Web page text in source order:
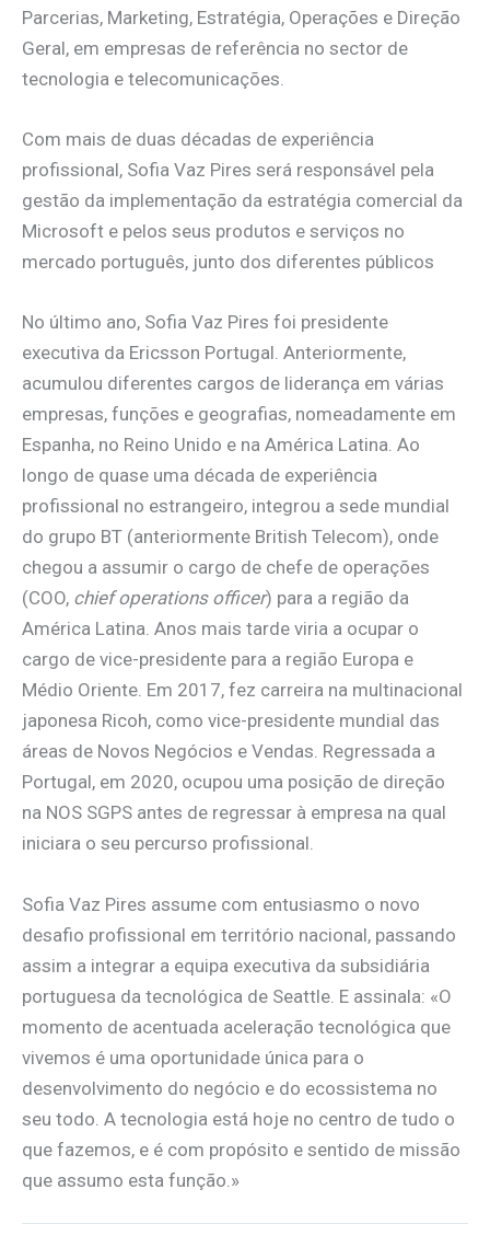
Parcerias, Marketing, Estratégia, Operações e Direção
Geral, em empresas de referência no sector de
tecnologia e telecomunicações.
Com mais de duas décadas de experiência
profissional, Sofia Vaz Pires será responsável pela
gestão da implementação da estratégia comercial da
Microsoft e pelos seus produtos e serviços no
mercado português, junto dos diferentes públicos
No último ano, Sofia Vaz Pires foi presidente
executiva da Ericsson Portugal. Anteriormente,
acumulou diferentes cargos de liderança em várias
empresas, funções e geografias, nomeadamente em
Espanha, no Reino Unido e na América Latina. Ao
longo de quase uma década de experiência
profissional no estrangeiro, integrou a sede mundial
do grupo BT (anteriormente British Telecom), onde
chegou a assumir o cargo de chefe de operações
(COO, chief operations officer) para a região da
América Latina. Anos mais tarde viria a ocupar o
cargo de vice-presidente para a região Europa e
Médio Oriente. Em 2017, fez carreira na multinacional
japonesa Ricoh, como vice-presidente mundial das
áreas de Novos Negócios e Vendas. Regressada a
Portugal, em 2020, ocupou uma posição de direção
na NOS SGPS antes de regressar à empresa na qual
iniciara o seu percurso profissional.
Sofia Vaz Pires assume com entusiasmo o novo
desafio profissional em território nacional, passando
assim a integrar a equipa executiva da subsidiária
portuguesa da tecnológica de Seattle. E assinala: «O
momento de acentuada aceleração tecnológica que
vivemos é uma oportunidade única para o
desenvolvimento do negócio e do ecossistema no
seu todo. A tecnologia está hoje no centro de tudo o
que fazemos, e é com propósito e sentido de missão
que assumo esta função.»